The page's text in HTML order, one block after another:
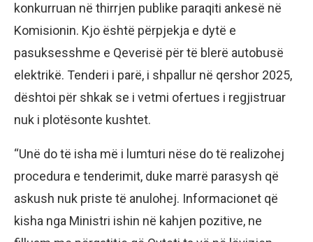
konkurruan në thirrjen publike paraqiti ankesë në
Komisionin. Kjo është përpjekja e dytë e
pasuksesshme e Qeverisë për të blerë autobusë
elektrikë. Tenderi i parë, i shpallur në qershor 2025,
dështoi për shkak se i vetmi ofertues i regjistruar
nuk i plotësonte kushtet.
“Unë do të isha më i lumturi nëse do të realizohej
procedura e tenderimit, duke marrë parasysh që
askush nuk priste të anulohej. Informacionet që
kisha nga Ministri ishin në kahjen pozitive, ne